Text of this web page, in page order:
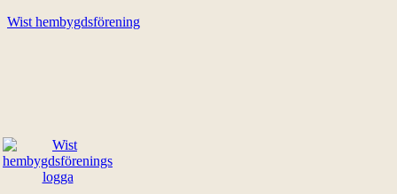
Wist hembygdsförening